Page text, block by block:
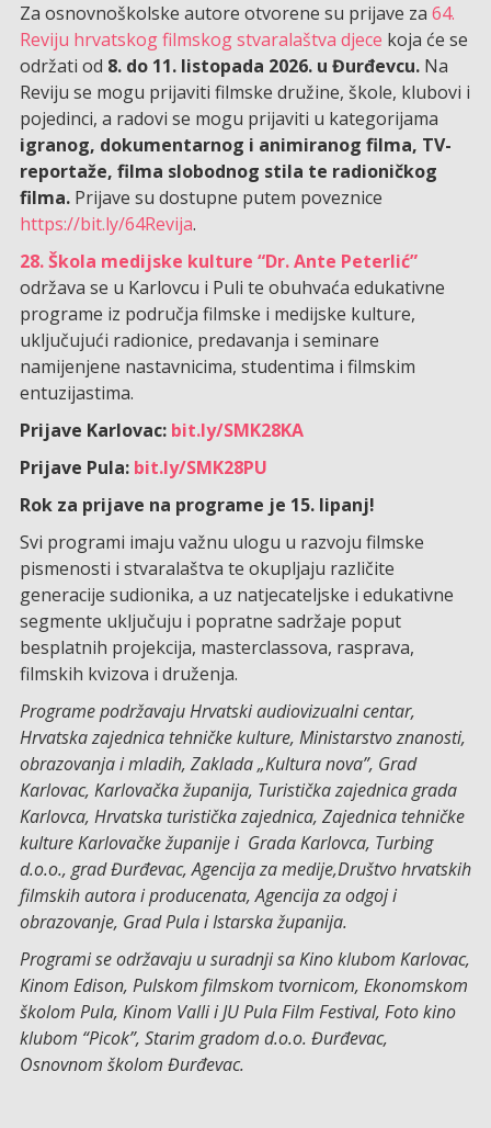
Za osnovnoškolske autore otvorene su prijave za 64.
Reviju hrvatskog filmskog stvaralaštva djece koja će se
održati od 8. do 11. listopada 2026. u Đurđevcu.Na
Reviju se mogu prijaviti filmske družine, škole, klubovi i
pojedinci, a radovi se mogu prijaviti u kategorijama
igranog, dokumentarnog i animiranog filma, TV-
reportaže, filma slobodnog stila te radioničkog
filma. Prijave su dostupne putem poveznice
https://bit.ly/64Revija.
28. Škola medijske kulture “Dr. Ante Peterlić”
održava se u Karlovcu i Puli te obuhvaća edukativne
programe iz područja filmske i medijske kulture,
uključujući radionice, predavanja i seminare
namijenjene nastavnicima, studentima i filmskim
entuzijastima.
Prijave Karlovac:bit.ly/SMK28KA
Prijave Pula:bit.ly/SMK28PU
Rok za prijave na programe je 15. lipanj!
Svi programi imaju važnu ulogu u razvoju filmske
pismenosti i stvaralaštva te okupljaju različite
generacije sudionika, a uz natjecateljske i edukativne
segmente uključuju i popratne sadržaje poput
besplatnih projekcija, masterclassova, rasprava,
filmskih kvizova i druženja.
Programe podržavaju Hrvatski audiovizualni centar,
Hrvatska zajednica tehničke kulture, Ministarstvo znanosti,
obrazovanja i mladih, Zaklada „Kultura nova”, Grad
Karlovac, Karlovačka županija, Turistička zajednica grada
Karlovca, Hrvatska turistička zajednica, Zajednica tehničke
kulture Karlovačke županije i Grada Karlovca, Turbing
d.o.o., grad Đurđevac, Agencija za medije,Društvo hrvatskih
filmskih autora i producenata, Agencija za odgoj i
obrazovanje, Grad Pula i Istarska županija.
Programi se održavaju u suradnji sa Kino klubom Karlovac,
Kinom Edison, Pulskom filmskom tvornicom, Ekonomskom
školom Pula, Kinom Valli i JU Pula Film Festival, Foto kino
klubom “Picok”, Starim gradom d.o.o. Đurđevac,
Osnovnom školom Đurđevac.